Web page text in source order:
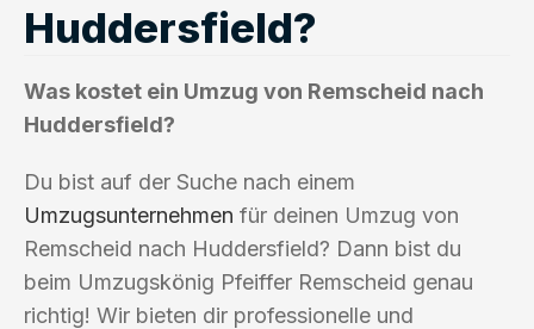
Huddersfield?
Was kostet ein Umzug von Remscheid nach
Huddersfield?
Du bist auf der Suche nach einem
Umzugsunternehmen für deinen Umzug von
Remscheid nach Huddersfield? Dann bist du
beim Umzugskönig Pfeiffer Remscheid genau
richtig! Wir bieten dir professionelle und